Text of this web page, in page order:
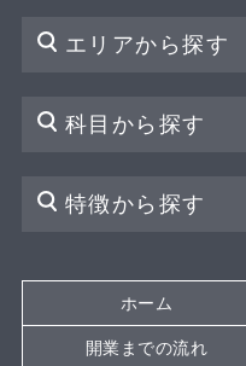
エリアから探す
科目から探す
特徴から探す
ホーム
開業までの流れ